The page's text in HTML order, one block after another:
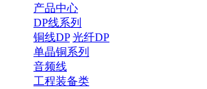
产品中心
DP线系列
铜线DP 光纤DP
单晶铜系列
音频线
工程装备类